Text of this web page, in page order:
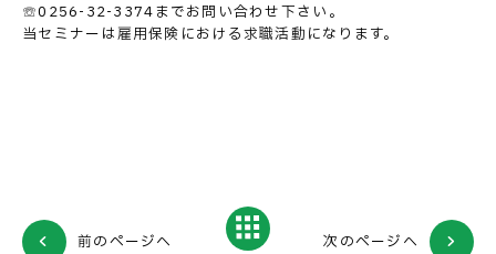
☏0256-32-3374までお問い合わせ下さい。
当セミナーは雇用保険における求職活動になります。
前のページへ
次のページへ